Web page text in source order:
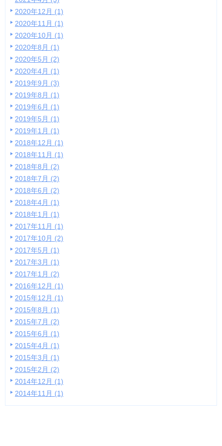
2020年12月 (1)
2020年11月 (1)
2020年10月 (1)
2020年8月 (1)
2020年5月 (2)
2020年4月 (1)
2019年9月 (3)
2019年8月 (1)
2019年6月 (1)
2019年5月 (1)
2019年1月 (1)
2018年12月 (1)
2018年11月 (1)
2018年8月 (2)
2018年7月 (2)
2018年6月 (2)
2018年4月 (1)
2018年1月 (1)
2017年11月 (1)
2017年10月 (2)
2017年5月 (1)
2017年3月 (1)
2017年1月 (2)
2016年12月 (1)
2015年12月 (1)
2015年8月 (1)
2015年7月 (2)
2015年6月 (1)
2015年4月 (1)
2015年3月 (1)
2015年2月 (2)
2014年12月 (1)
2014年11月 (1)